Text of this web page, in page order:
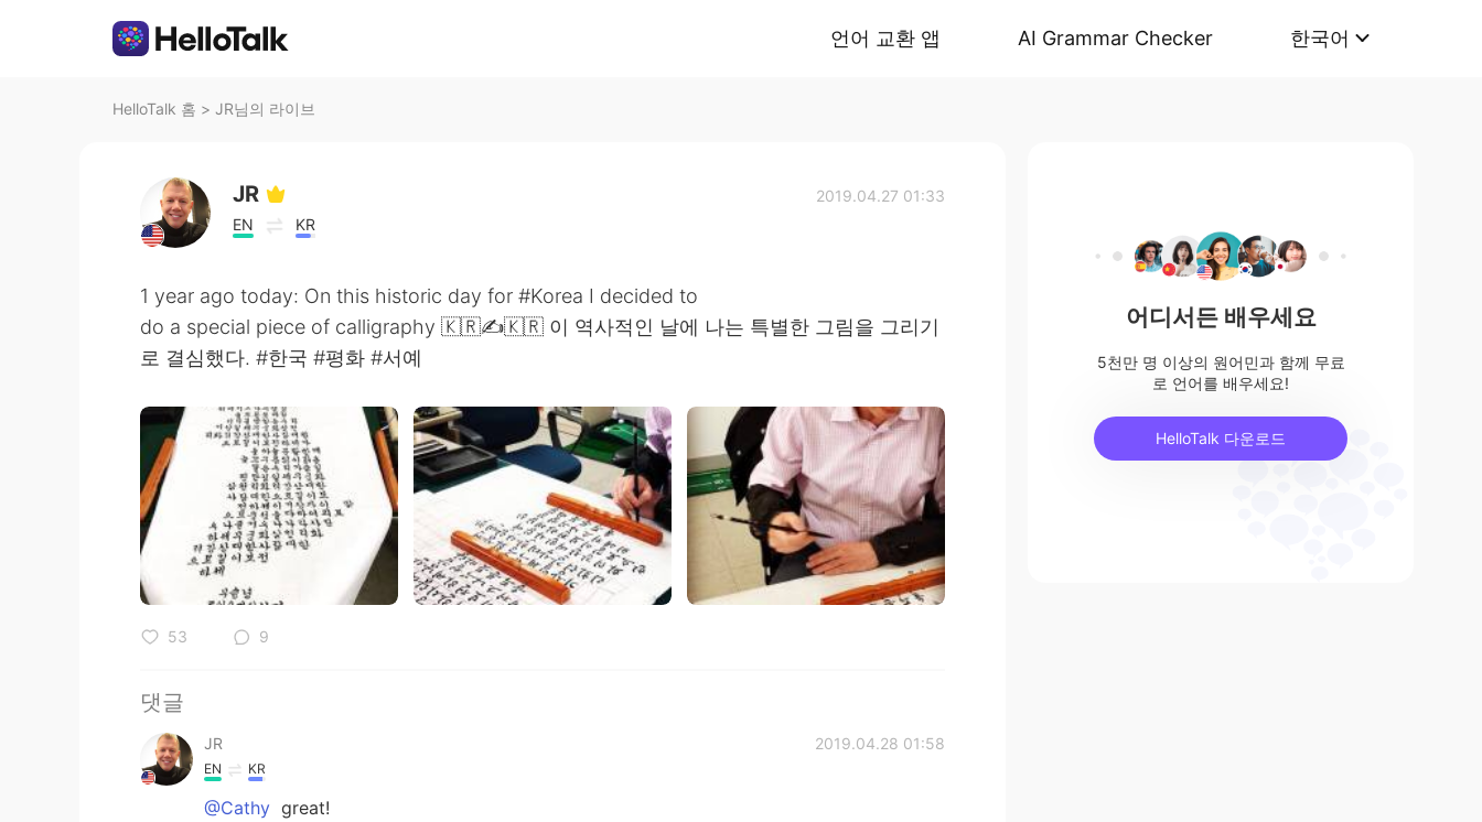
언어 교환 앱 AI Grammar Checker 한국어
HelloTalk 홈 > JR님의 라이브
JR
EN KR
2019.04.27 01:33
1 year ago today: On this historic day for #Korea I decided to
do a special piece of calligraphy 🇰🇷✍️🇰🇷 이 역사적인 날에 나는 특별한 그림을 그리기
로 결심했다. #한국 #평화 #서예
53 9
댓글
JR 2019.04.28 01:58
EN KR
@Cathy great!
어디서든 배우세요
5천만 명 이상의 원어민과 함께 무료
로 언어를 배우세요!
HelloTalk 다운로드